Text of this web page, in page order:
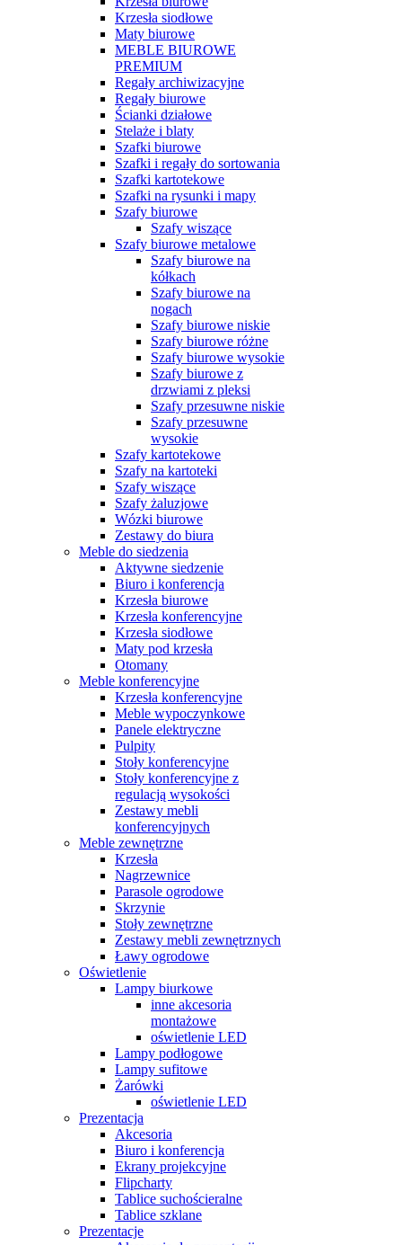
Krzesła siodłowe
Maty biurowe
MEBLE BIUROWE
PREMIUM
Regały archiwizacyjne
Regały biurowe
Ścianki działowe
Stelaże i blaty
Szafki biurowe
Szafki i regały do sortowania
Szafki kartotekowe
Szafki na rysunki i mapy
Szafy biurowe
Szafy wiszące
Szafy biurowe metalowe
Szafy biurowe na
kółkach
Szafy biurowe na
nogach
Szafy biurowe niskie
Szafy biurowe różne
Szafy biurowe wysokie
Szafy biurowe z
drzwiami z pleksi
Szafy przesuwne niskie
Szafy przesuwne
wysokie
Szafy kartotekowe
Szafy na kartoteki
Szafy wiszące
Szafy żaluzjowe
Wózki biurowe
Zestawy do biura
Meble do siedzenia
Aktywne siedzenie
Biuro i konferencja
Krzesła biurowe
Krzesła konferencyjne
Krzesła siodłowe
Maty pod krzesła
Otomany
Meble konferencyjne
Krzesła konferencyjne
Meble wypoczynkowe
Panele elektryczne
Pulpity
Stoły konferencyjne
Stoły konferencyjne z
regulacją wysokości
Zestawy mebli
konferencyjnych
Meble zewnętrzne
Krzesła
Nagrzewnice
Parasole ogrodowe
Skrzynie
Stoły zewnętrzne
Zestawy mebli zewnętrznych
Ławy ogrodowe
Oświetlenie
Lampy biurkowe
inne akcesoria
montażowe
oświetlenie LED
Lampy podłogowe
Lampy sufitowe
Żarówki
oświetlenie LED
Prezentacja
Akcesoria
Biuro i konferencja
Ekrany projekcyjne
Flipcharty
Tablice suchościeralne
Tablice szklane
Prezentacje